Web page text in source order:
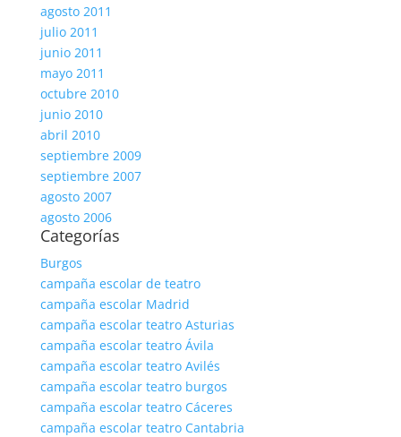
agosto 2011
julio 2011
junio 2011
mayo 2011
octubre 2010
junio 2010
abril 2010
septiembre 2009
septiembre 2007
agosto 2007
agosto 2006
Categorías
Burgos
campaña escolar de teatro
campaña escolar Madrid
campaña escolar teatro Asturias
campaña escolar teatro Ávila
campaña escolar teatro Avilés
campaña escolar teatro burgos
campaña escolar teatro Cáceres
campaña escolar teatro Cantabria